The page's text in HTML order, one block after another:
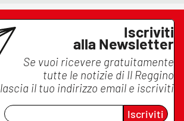
Iscriviti
alla Newsletter
Se vuoi ricevere gratuitamente
tutte le notizie di Il Reggino
lascia il tuo indirizzo email e iscriviti
Iscriviti